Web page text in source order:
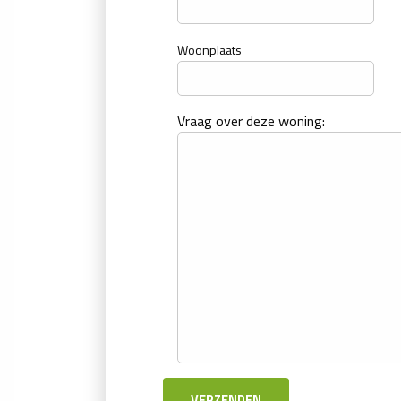
Woonplaats
Vraag over deze woning: